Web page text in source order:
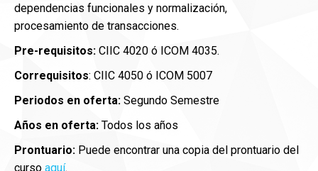
dependencias funcionales y normalización,
procesamiento de transacciones.
Pre-requisitos: CIIC 4020 ó ICOM 4035.
Correquisitos: CIIC 4050 ó ICOM 5007
Periodos en oferta: Segundo Semestre
Años en oferta: Todos los años
Prontuario: Puede encontrar una copia del prontuario del
curso aquí.